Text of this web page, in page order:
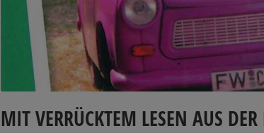
MIT VERRÜCKTEM LESEN AUS